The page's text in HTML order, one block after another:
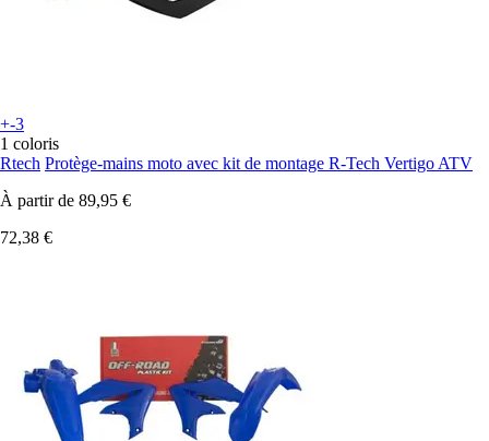
+-3
1 coloris
Rtech Protège-mains moto avec kit de montage R-Tech Vertigo ATV
À partir de 89,95 €
72,38 €